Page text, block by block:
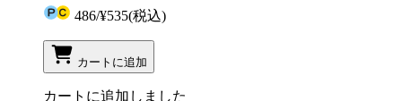
486/¥535(税込)
カートに追加
カートに追加しました